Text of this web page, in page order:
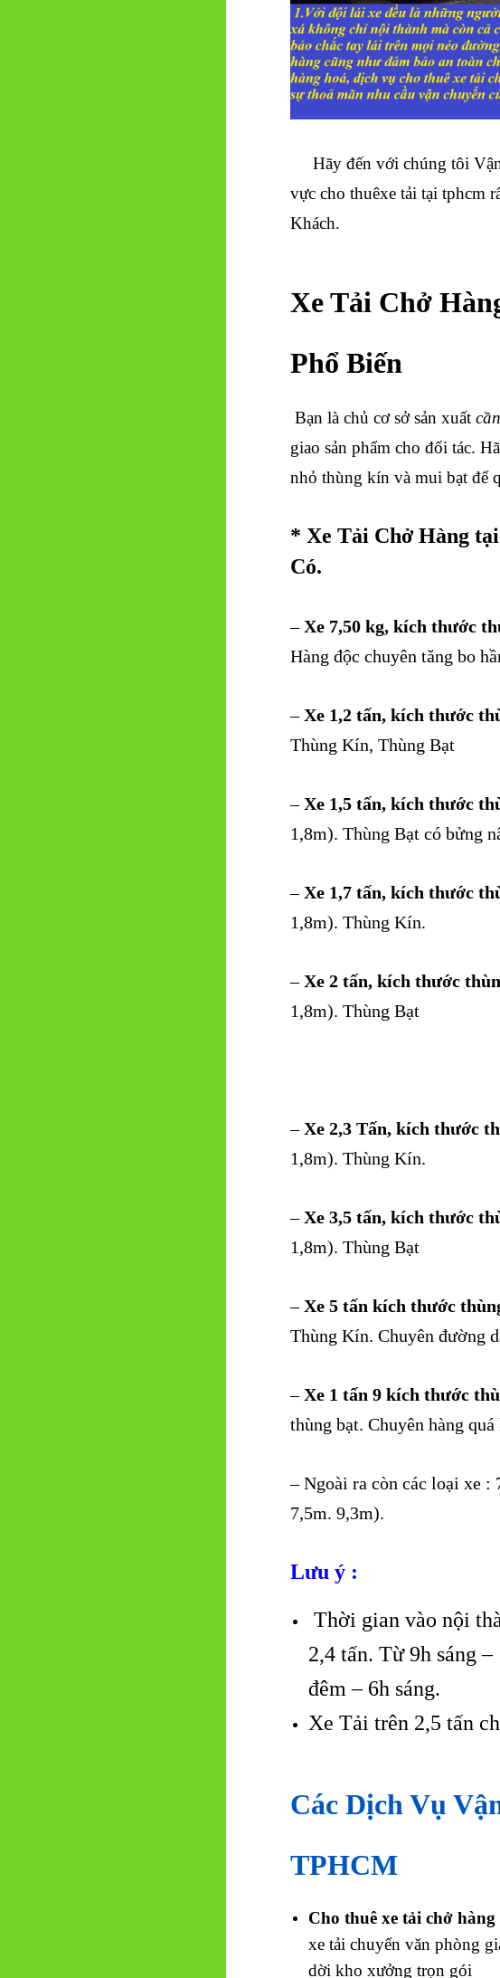
Hãy đến với chúng tôi
vực cho thuêxe tải tại tphcm
Khách.
Xe Tải Chở
Phổ Biến
Bạn là chủ cơ sở sản xuất
giao sản phẩm cho đối tác.
nhỏ thùng kín và mui bạt để
* Xe Tải Chở Hàng
Có.
–Xe 7,50 kg, kích thước
Hàng độc chuyên tăng bo
–Xe 1,2 tấn, kích thước
Thùng Kín, Thùng Bạt
–Xe 1,5 tấn, kích thước
1,8m). Thùng Bạt có bửng
–Xe 1,7 tấn, kích thước
1,8m). Thùng Kín.
–Xe 2 tấn, kích thước
1,8m). Thùng Bạt
–Xe 2,3 Tấn, kích thước
1,8m). Thùng Kín.
–Xe 3,5 tấn, kích thước
1,8m). Thùng Bạt
–Xe 5 tấn kích thước
Thùng Kín. Chuyên đường
–Xe 1 tấn 9 kích thước
thùng bạt. Chuyên hàng
– Ngoài ra còn các loại xe :
7,5m. 9,3m).
Lưu ý :
Thời gian vào nội
2,4 tấn. Từ 9h sáng
đêm – 6h sáng.
Xe Tải trên 2,5 tấn
Các Dịch Vụ
TPHCM
Cho thuê xe tải chở
xe tải chuyển văn phòng
dời kho xưởng trọn gói